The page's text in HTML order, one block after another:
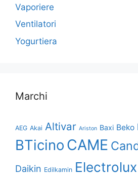
Vaporiere
Ventilatori
Yogurtiera
Marchi
AEG Akai Altivar Ariston Baxi Beko
BTicino CAME
Daikin Edilkamin Electrolux